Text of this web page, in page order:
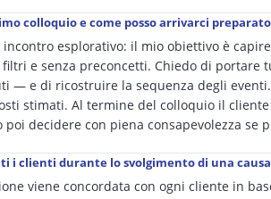
colloquio e come posso arrivarci
incontro esplorativo: il mio obiettivo è
filtri e senza preconcetti. Chiedo di
— e di ricostruire la sequenza degli
stimati. Al termine del colloquio il
decidere con piena consapevolezza se
i clienti durante lo svolgimento di una
viene concordata con ogni cliente in